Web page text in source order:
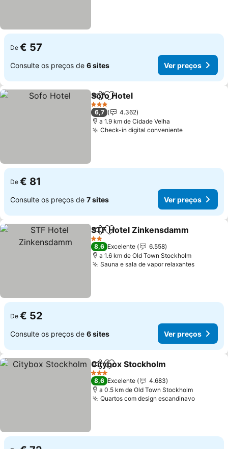
De € 57
Consulte os preços de 6 sites Ver preços
PartilharAdicionar aos favoritos
Sofo Hotel
3 Estrelas
6,7
4.362
a 1.9 km de Cidade Velha
Check-in digital conveniente
De € 81
Consulte os preços de 7 sites Ver preços
PartilharAdicionar aos favoritos
STF Hotel Zinkensdamm
2 Estrelas
8,6 Excelente
6.558
a 1.6 km de Old Town Stockholm
Sauna e sala de vapor relaxantes
De € 52
Consulte os preços de 6 sites Ver preços
PartilharAdicionar aos favoritos
Citybox Stockholm
3 Estrelas
8,6 Excelente
4.683
a 0.5 km de Old Town Stockholm
Quartos com design escandinavo